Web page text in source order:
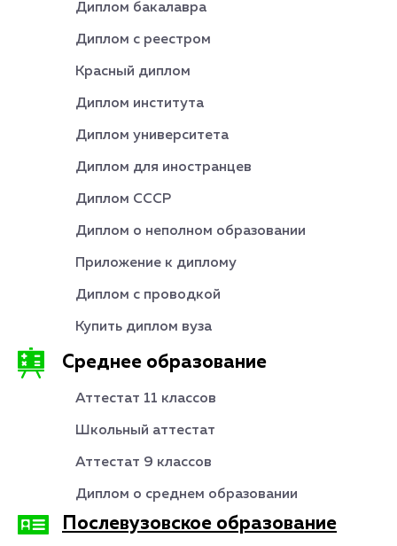
Диплом бакалавра
Диплом с реестром
Красный диплом
Диплом института
Диплом университета
Диплом для иностранцев
Диплом СССР
Диплом о неполном образовании
Приложение к диплому
Диплом с проводкой
Купить диплом вуза
Среднее образование
Аттестат 11 классов
Школьный аттестат
Аттестат 9 классов
Диплом о среднем образовании
Послевузовское образование